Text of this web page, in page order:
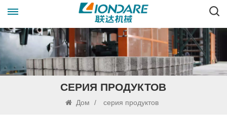
СЕРИЯ ПРОДУКТОВ
Дом / серия продуктов